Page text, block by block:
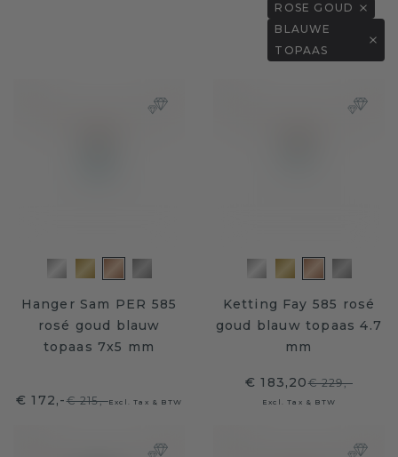
ROSE GOUD
BLAUWE
TOPAAS
Hanger Sam PER 585
rosé goud blauw
topaas 7x5 mm
€ 172,-€ 215,-Excl. Tax & BTW
Ketting Fay 585 rosé
goud blauw topaas 4.7
mm
€ 183,20€ 229,-
Excl. Tax & BTW